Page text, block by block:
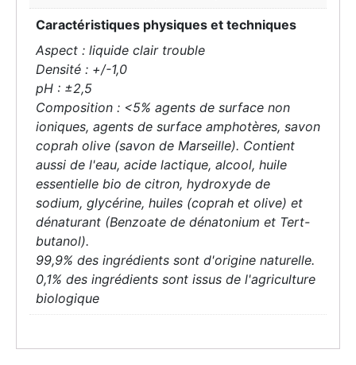
Caractéristiques physiques et techniques
Aspect : liquide clair trouble
Densité : +/-1,0
pH : ±2,5
Composition : <5% agents de surface non
ioniques, agents de surface amphotères, savon
coprah olive (savon de Marseille). Contient
aussi de l'eau, acide lactique, alcool, huile
essentielle bio de citron, hydroxyde de
sodium, glycérine, huiles (coprah et olive) et
dénaturant (Benzoate de dénatonium et Tert-
butanol).
99,9% des ingrédients sont d'origine naturelle.
0,1% des ingrédients sont issus de l'agriculture
biologique